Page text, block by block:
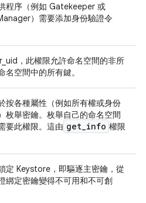
程序（例如 Gatekeeper 或
）需要添加身份驗證令
，此權限允許命名空間的非所
名空間中的所有鍵。
按各種屬性（例如所有權或身份
枚舉密鑰。枚舉自己的命名空間
要此權限。這由 get_info 權限
定 Keystore，即驅逐主密鑰，從
綁定密鑰變得不可用和不可創